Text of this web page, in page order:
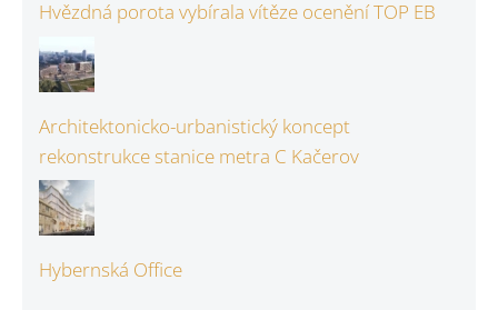
Hvězdná porota vybírala vítěze ocenění TOP EB
Architektonicko-urbanistický koncept
rekonstrukce stanice metra C Kačerov
Hybernská Office